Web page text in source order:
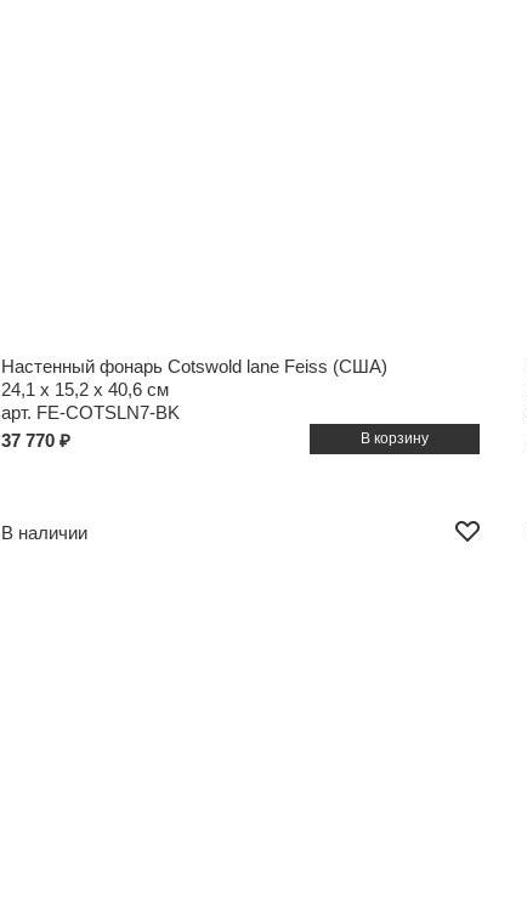
Настенный фонарь Cotswold lane Feiss (США)
24,1 x 15,2 x 40,6 см
арт. FE-COTSLN7-BK
37 770 ₽
В наличии